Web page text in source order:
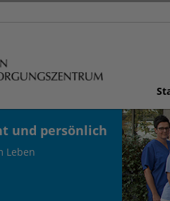
und persönlich
Leben